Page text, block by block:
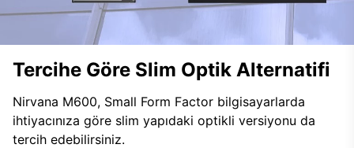
Tercihe Göre Slim Optik Alternatifi
Nirvana M600, Small Form Factor bilgisayarlarda
ihtiyacınıza göre slim yapıdaki optikli versiyonu da
tercih edebilirsiniz.